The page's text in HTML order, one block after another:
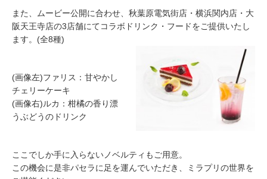
また、ムービー公開に合わせ、秋葉原電気街店・横浜関内店・大
阪天王寺店の3店舗にてコラボドリンク・フードをご提供いたし
ます。(全8種)
(画像左)ファリス：甘やかし
チェリーケーキ
(画像右)ルカ：柑橘の香り漂
うぶどうのドリンク
ここでしか手に入らないノベルティもご用意。
この機会に是非パセラに足を運んでいただき、ミラプリの世界を